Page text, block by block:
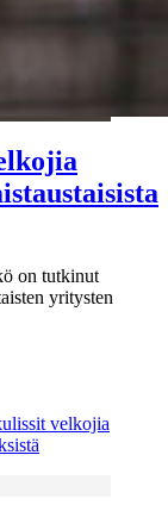
on tutkinut
yritysten
velkojia